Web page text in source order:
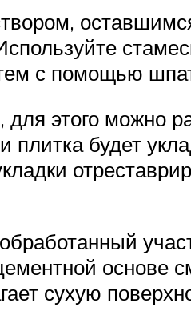
с помощью
этого можно
плитка будет
основе
сухую